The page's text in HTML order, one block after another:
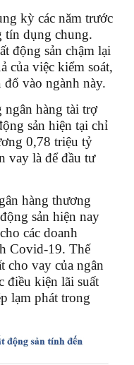
kỳ các năm trước
tín dụng chung.
động sản chậm lại
của việc kiểm soát,
vào ngành này.
hàng tài trợ
sản hiện tại chỉ
0,78 triệu tỷ
vay là để đầu tư
hàng thương
sản hiện nay
các doanh
Covid-19. Thế
cho vay của ngân
điều kiện lãi suất
lạm phát trong